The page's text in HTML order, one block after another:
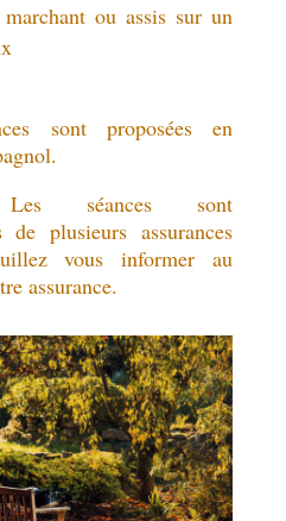
ou assis sur un
sont proposées en
séances sont
de plusieurs assurances
vous informer au
assurance.